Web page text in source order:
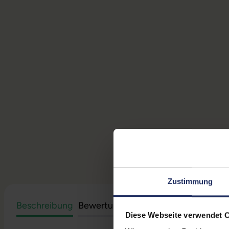
Zustimmung
Diese Webseite verwendet
Beschreibung Bewertungen